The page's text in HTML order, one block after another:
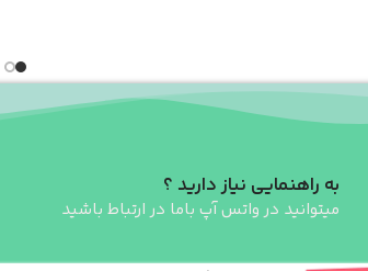
به راهنمایی نیاز دارید ؟
میتوانید در واتس آپ باما در ارتباط باشید